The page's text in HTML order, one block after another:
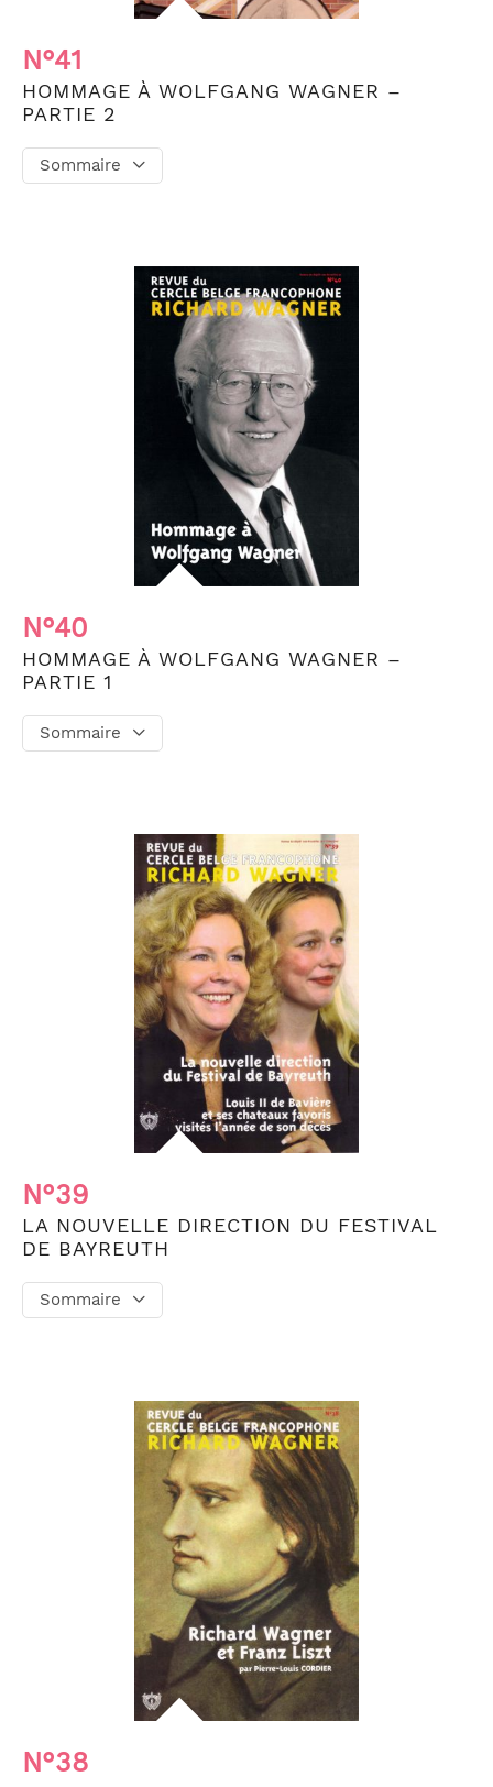
N°41
HOMMAGE À WOLFGANG WAGNER –
PARTIE 2
Sommaire
N°40
HOMMAGE À WOLFGANG WAGNER –
PARTIE 1
Sommaire
N°39
LA NOUVELLE DIRECTION DU FESTIVAL
DE BAYREUTH
Sommaire
N°38